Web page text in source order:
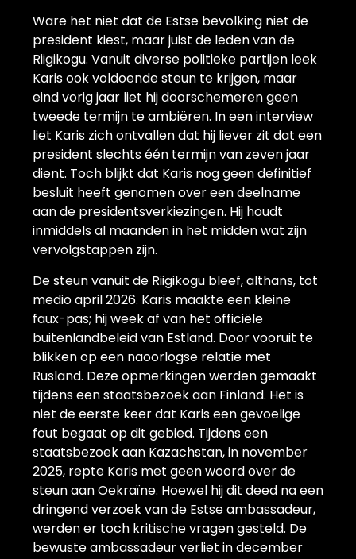
Ware het niet dat de Estse bevolking niet de
president kiest, maar juist de leden van de
Riigikogu. Vanuit diverse politieke partijen leek
Karis ook voldoende steun te krijgen, maar
eind vorig jaar liet hij doorschemeren geen
tweede termijn te ambiëren. In een interview
liet Karis zich ontvallen dat hij liever zit dat een
president slechts één termijn van zeven jaar
dient. Toch blijkt dat Karis nog geen definitief
besluit heeft genomen over een deelname
aan de presidentsverkiezingen. Hij houdt
inmiddels al maanden in het midden wat zijn
vervolgstappen zijn.
De steun vanuit de Riigikogu bleef, althans, tot
medio april 2026. Karis maakte een kleine
faux-pas; hij week af van het officiële
buitenlandbeleid van Estland. Door vooruit te
blikken op een naoorlogse relatie met
Rusland. Deze opmerkingen werden gemaakt
tijdens een staatsbezoek aan Finland. Het is
niet de eerste keer dat Karis een gevoelige
fout begaat op dit gebied. Tijdens een
staatsbezoek aan Kazachstan, in november
2025, repte Karis met geen woord over de
steun aan Oekraïne. Hoewel hij dit deed na een
dringend verzoek van de Estse ambassadeur,
werden er toch kritische vragen gesteld. De
bewuste ambassadeur verliet in december